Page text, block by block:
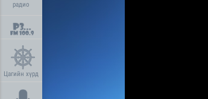
радио
Цагийн хүрд